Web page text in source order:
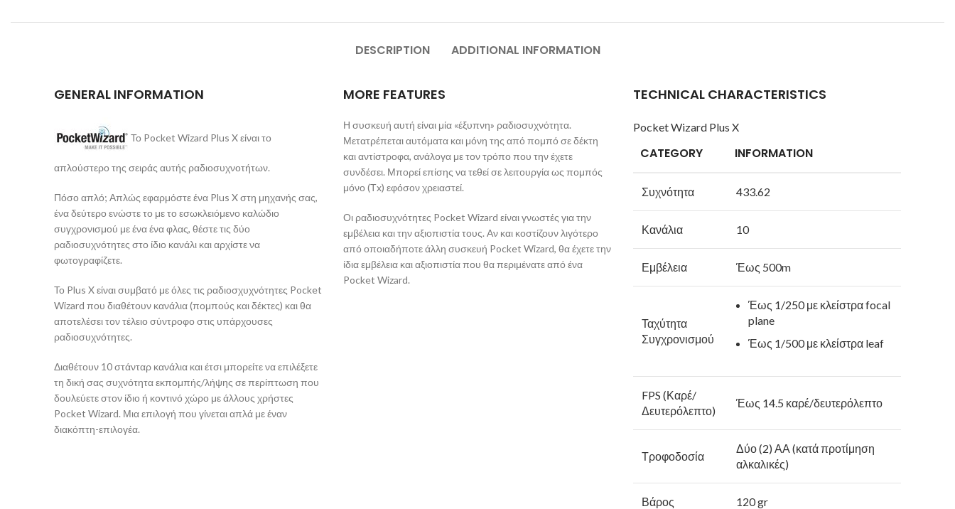
DESCRIPTION ADDITIONAL INFORMATION
GENERAL INFORMATION
Το Pocket Wizard Plus X είναι το
απλούστερο της σειράς αυτής ραδιοσυχνοτήτων.
Πόσο απλό; Απλώς εφαρμόστε ένα Plus X στη μηχανής σας,
ένα δεύτερο ενώστε το με το εσωκλειόμενο καλώδιο
συγχρονισμού με ένα ένα φλας, θέστε τις δύο
ραδιοσυχνότητες στο ίδιο κανάλι και αρχίστε να
φωτογραφίζετε.
Το Plus X είναι συμβατό με όλες τις ραδιοσχυχνότητες Pocket
Wizard που διαθέτουν κανάλια (πομπούς και δέκτες) και θα
αποτελέσει τον τέλειο σύντροφο στις υπάρχουσες
ραδιοσυχνότητες.
Διαθέτουν 10 στάνταρ κανάλια και έτσι μπορείτε να επιλέξετε
τη δική σας συχνότητα εκπομπής/λήψης σε περίπτωση που
δουλεύετε στον ίδιο ή κοντινό χώρο με άλλους χρήστες
Pocket Wizard. Μια επιλογή που γίνεται απλά με έναν
διακόπτη-επιλογέα.
MORE FEATURES
Η συσκευή αυτή είναι μία «έξυπνη» ραδιοσυχνότητα.
Μετατρέπεται αυτόματα και μόνη της από πομπό σε δέκτη
και αντίστροφα, ανάλογα με τον τρόπο που την έχετε
συνδέσει. Μπορεί επίσης να τεθεί σε λειτουργία ως πομπός
μόνο (Τx) εφόσον χρειαστεί.
Οι ραδιοσυχνότητες Pocket Wizard είναι γνωστές για την
εμβέλεια και την αξιοπιστία τους. Αν και κοστίζουν λιγότερο
από οποιαδήποτε άλλη συσκευή Pocket Wizard, θα έχετε την
ίδια εμβέλεια και αξιοπιστία που θα περιμένατε από ένα
Pocket Wizard.
TECHNICAL CHARACTERISTICS
Pocket Wizard Plus X
CATEGORY INFORMATION
Συχνότητα 433.62
Κανάλια 10
Εμβέλεια Έως 500m
Ταχύτητα
Συγχρονισμού
Έως 1/250 με κλείστρα focal
plane
Έως 1/500 με κλείστρα leaf
FPS (Καρέ/
Δευτερόλεπτο)
Έως 14.5 καρέ/δευτερόλεπτο
Τροφοδοσία
Δύο (2) ΑΑ (κατά προτίμηση
αλκαλικές)
Βάρος 120 gr